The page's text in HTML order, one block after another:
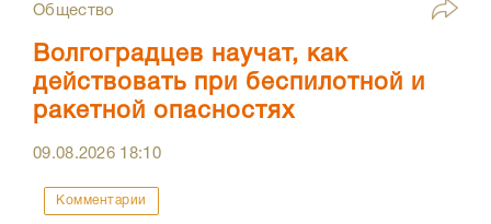
Общество
Волгоградцев научат, как
действовать при беспилотной и
ракетной опасностях
09.08.2026 18:10
Комментарии